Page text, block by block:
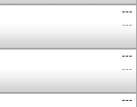
---
---
---
---
---